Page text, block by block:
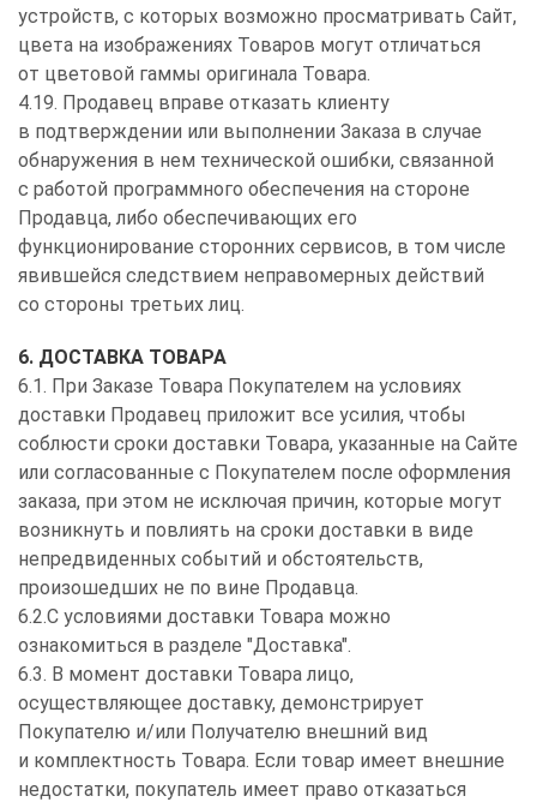
устройств, с которых возможно просматривать Сайт,
цвета на изображениях Товаров могут отличаться
от цветовой гаммы оригинала Товара.
4.19. Продавец вправе отказать клиенту
в подтверждении или выполнении Заказа в случае
обнаружения в нем технической ошибки, связанной
с работой программного обеспечения на стороне
Продавца, либо обеспечивающих его
функционирование сторонних сервисов, в том числе
явившейся следствием неправомерных действий
со стороны третьих лиц.
6. ДОСТАВКА ТОВАРА
6.1. При Заказе Товара Покупателем на условиях
доставки Продавец приложит все усилия, чтобы
соблюсти сроки доставки Товара, указанные на Сайте
или согласованные с Покупателем после оформления
заказа, при этом не исключая причин, которые могут
возникнуть и повлиять на сроки доставки в виде
непредвиденных событий и обстоятельств,
произошедших не по вине Продавца.
6.2.С условиями доставки Товара можно
ознакомиться в разделе "Доставка".
6.3. В момент доставки Товара лицо,
осуществляющее доставку, демонстрирует
Покупателю и/или Получателю внешний вид
и комплектность Товара. Если товар имеет внешние
недостатки, покупатель имеет право отказаться